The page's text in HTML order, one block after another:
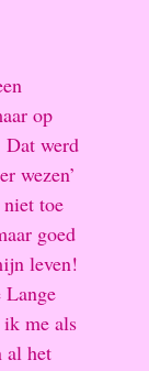
op
Dat werd
wezen’
toe
goed
leven!
Lange
ik me als
al het